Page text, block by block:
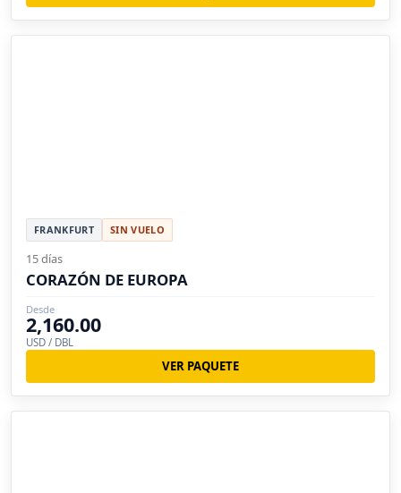
FRANKFURT SIN VUELO
15 días
CORAZÓN DE EUROPA
Desde
2,160.00
USD / DBL
VER PAQUETE